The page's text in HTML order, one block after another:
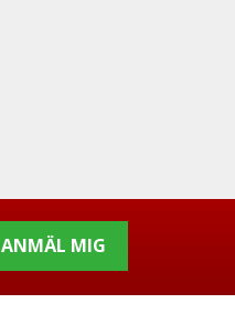
ANMÄL MIG